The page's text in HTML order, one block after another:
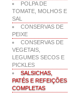
POLPA DE
TOMATE, MOLHOS E
SAL
CONSERVAS DE
PEIXE
CONSERVAS DE
VEGETAIS,
LEGUMES SECOS E
PICKLES
SALSICHAS,
PATÉS E REFEIÇÕES
COMPLETAS